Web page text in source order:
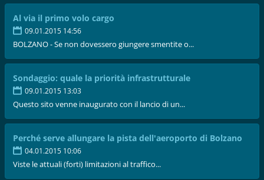
Al via il primo volo cargo
09.01.2015 14:56
BOLZANO - Se non dovessero giungere smentite o...
Sondaggio: quale la priorità infrastrutturale
09.01.2015 13:03
Questo sito venne inaugurato con il lancio di un...
Perché serve allungare la pista dell'aeroporto di Bolzano
04.01.2015 10:06
Viste le attuali (forti) limitazioni al traffico...